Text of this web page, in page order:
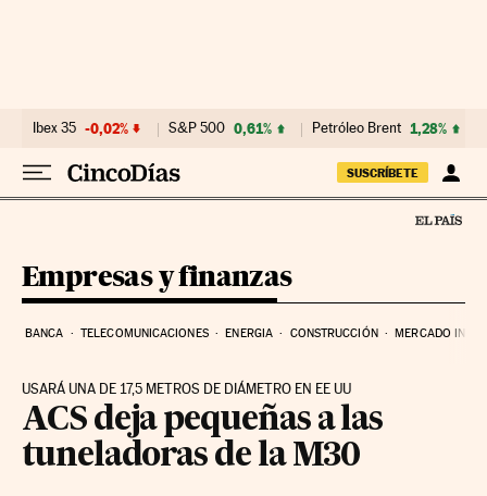
Ibex 35 -0,02% S&P 500 0,61% Petróleo Brent 1,28%
SUSCRÍBETE
Empresas y finanzas
BANCA TELECOMUNICACIONES ENERGIA CONSTRUCCIÓN MERCADO
USARÁ UNA DE 17,5 METROS DE DIÁMETRO EN EE UU
ACS deja pequeñas a las
tuneladoras de la M30